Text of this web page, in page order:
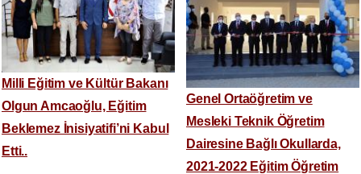
Milli Eğitim ve Kültür Bakanı
Olgun Amcaoğlu, Eğitim
Beklemez İnisiyatifi’ni Kabul
Etti..
Genel Ortaöğretim ve
Mesleki Teknik Öğretim
Dairesine Bağlı Okullarda,
2021-2022 Eğitim Öğretim